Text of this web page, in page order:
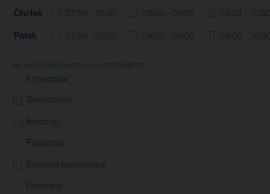
Čtvrtek 07:00 - 08:00 08:00 - 09:00 09:00 -
Pátek 07:00 - 08:00 08:00 - 09:00 09:00 -
NA JAKÉ DOVEDNOSTI SE CHCETE ZAMĚŘIT ?
Konverzace
Telefonování
Meetingy
Prezentace
Emailová komunikace
Reporting